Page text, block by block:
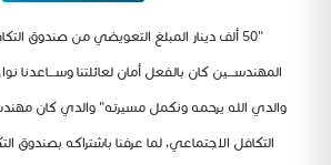
"50 ألف دينار المبلغ التعويضي من صندوق
المهندســـين كان بالفعل أمان لعائلتنا وســـاعدنا
والدي الله يرحمه ونكمل مسيرته" والدي كان
التكافل الاجتماعي، لما عرفنا باشتراكه بصندوق